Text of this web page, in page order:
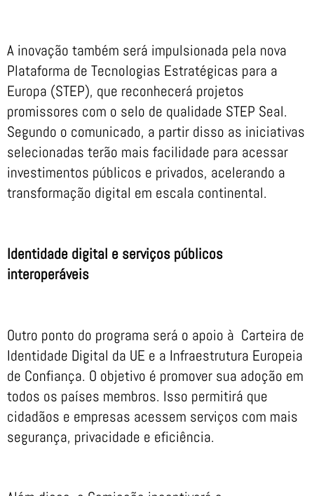
A inovação também será impulsionada pela nova
Plataforma de Tecnologias Estratégicas para a
Europa (STEP), que reconhecerá projetos
promissores com o selo de qualidade STEP Seal.
Segundo o comunicado, a partir disso as iniciativas
selecionadas terão mais facilidade para acessar
investimentos públicos e privados, acelerando a
transformação digital em escala continental.
Identidade digital e serviços públicos
interoperáveis
Outro ponto do programa será o apoio à Carteira de
Identidade Digital da UE e a Infraestrutura Europeia
de Confiança. O objetivo é promover sua adoção em
todos os países membros. Isso permitirá que
cidadãos e empresas acessem serviços com mais
segurança, privacidade e eficiência.